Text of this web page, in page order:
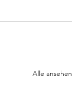
Alle ansehen